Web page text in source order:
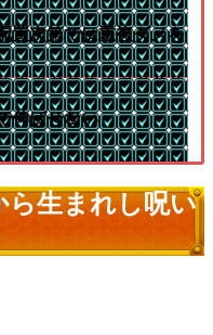
置次第では重複ダメを
伸ばせない
生まれし呪い